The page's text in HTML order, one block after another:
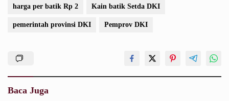
harga per batik Rp 2 Kain batik Setda DKI
pemerintah provinsi DKI Pemprov DKI
Baca Juga